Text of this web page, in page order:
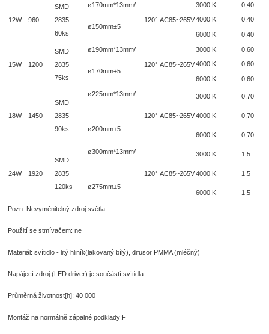
12W 960
SMD
2835
60ks
ø170mm*13mm/
ø150mm±5
120° AC85~265V
3000 K
0,40
4000 K
0,40
6000 K 0,40
15W 1200
SMD
2835
75ks
ø190mm*13mm/
ø170mm±5
120° AC85~265V
3000 K
0,60
4000 K
0,60
6000 K 0,60
18W 1450
SMD
2835
90ks
ø225mm*13mm/
ø200mm±5
120° AC85~265V
3000 K 0,70
4000 K 0,70
6000 K 0,70
24W 1920
SMD
2835
120ks
ø300mm*13mm/
ø275mm±5
120° AC85~265V
3000 K 1,5
4000 K 1,5
6000 K 1,5
Pozn. Nevyměnitelný zdroj světla.
Použití se stmívačem: ne
Materiál: svítidlo - litý hliník(lakovaný bílý), difusor PMMA (mléčný)
Napájecí zdroj (LED driver) je součástí svítidla.
Průměrná životnost[h]: 40 000
Montáž na normálně zápalné podklady:F